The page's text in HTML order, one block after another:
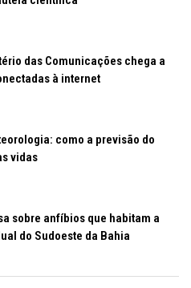
das Comunicações chega a
à internet
como a previsão do
vidas
sobre anfíbios que habitam a
do Sudoeste da Bahia